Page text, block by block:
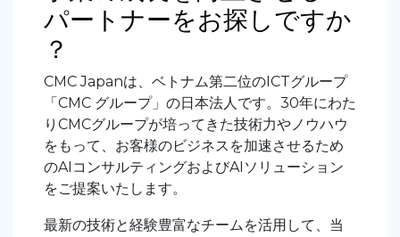
パートナーをお探しですか
？
CMC Japanは、ベトナム第二位のICTグループ
「CMC グループ」の日本法人です。30年にわた
りCMCグループが培ってきた技術力やノウハウ
をもって、お客様のビジネスを加速させるため
のAIコンサルティングおよびAIソリューション
をご提案いたします。
最新の技術と経験豊富なチームを活用して、当